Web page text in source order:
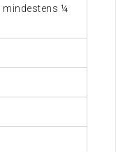
mindestens ¼